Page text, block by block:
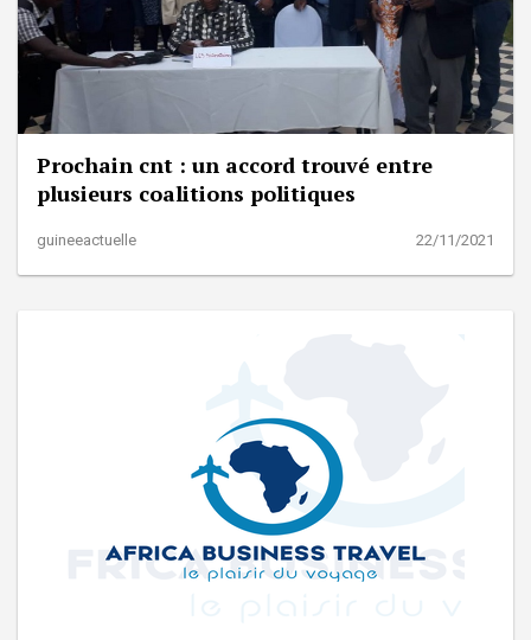
Prochain cnt : un accord trouvé entre
plusieurs coalitions politiques
guineeactuelle 22/11/2021